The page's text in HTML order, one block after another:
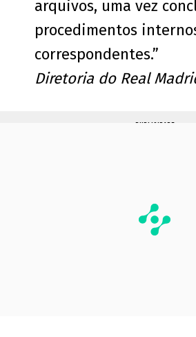
arquivos, uma vez
procedimentos
correspondentes.”
Diretoria do Real
PUBLICIDADE